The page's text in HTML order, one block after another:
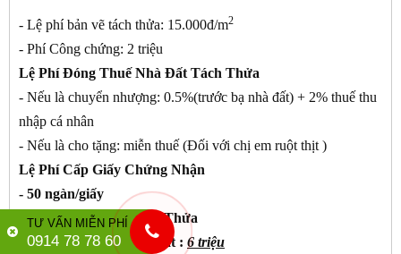
- Lệ phí bản vẽ tách thửa: 15.000đ/m2
- Phí Công chứng: 2 triệu
Lệ Phí Đóng Thuế Nhà Đất Tách Thửa
- Nếu là chuyển nhượng: 0.5%(trước bạ nhà đất) + 2% thuế thu
nhập cá nhân
- Nếu là cho tặng: miễn thuế (Đối với chị em ruột thịt )
Lệ Phí Cấp Giấy Chứng Nhận
- 50 ngàn/giấy
Phí Lập Thủ Tục Tách Thửa
- Phí Tách Thửa Nhà Đất : 6 triệu
TƯ VẤN MIỄN PHÍ
0914 78 78 60